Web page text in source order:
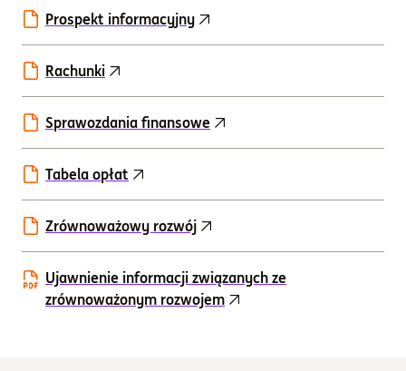
Prospekt informacyjny
Rachunki
Sprawozdania finansowe
Tabela opłat
Zrównoważowy rozwój
Ujawnienie informacji związanych ze
zrównoważonym rozwojem